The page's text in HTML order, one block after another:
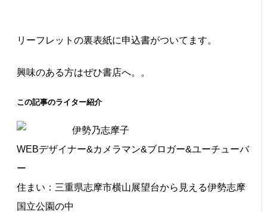
リーフレットの裏表紙に申込書がついてます。
興味のある方はぜひ書店へ。。
この記事のライター紹介
伊勢乃志摩子
WEBデザイナー&カメラマン&ブロガー&ユーチューバ
ー
住まい：三重県志摩市横山展望台から見える伊勢志摩
国立公園の中